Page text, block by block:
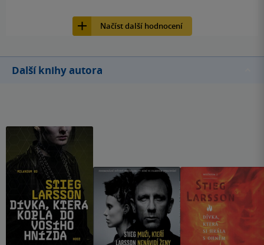
Načíst další hodnocení
Další knihy autora